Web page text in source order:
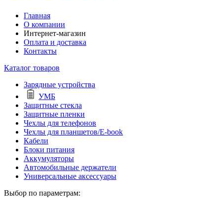
Главная
О компании
Интернет-магазин
Оплата и доставка
Контакты
Каталог товаров
Зарядные устройства
УМБ
Защитные стекла
Защитные пленки
Чехлы для телефонов
Чехлы для планшетов/E-book
Кабели
Блоки питания
Аккумуляторы
Автомобильные держатели
Универсальные аксессуары
Выбор по параметрам: